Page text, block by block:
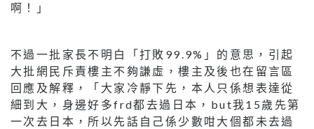
啊！」
不過一批家長不明白「打敗99.9%」的意思，引起
大批網民斥責樓主不夠謙虛，樓主及後也在留言區
回應及解釋，「大家冷靜下先，本人只係想表達從
細到大，身邊好多frd都去過日本，but我15歲先第
一次去日本，所以先話自己係少數咁大個都未去過